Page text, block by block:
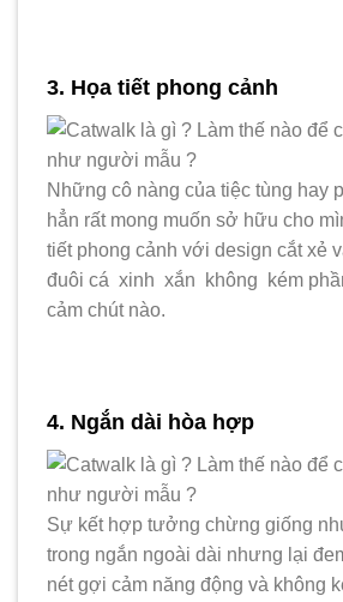
3. Họa tiết phong cảnh
Những cô nàng của tiệc tùng hay
hẳn rất mong muốn sở hữu cho
tiết phong cảnh với design cắt xẻ
đuôi cá xinh xắn không kém
cảm chút nào.
4. Ngắn dài hòa hợp
Sự kết hợp tưởng chừng giống
trong ngắn ngoài dài nhưng lại
nét gợi cảm năng động và không